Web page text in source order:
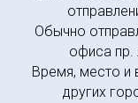
Обычно
офиса пр.
Время, место и
других